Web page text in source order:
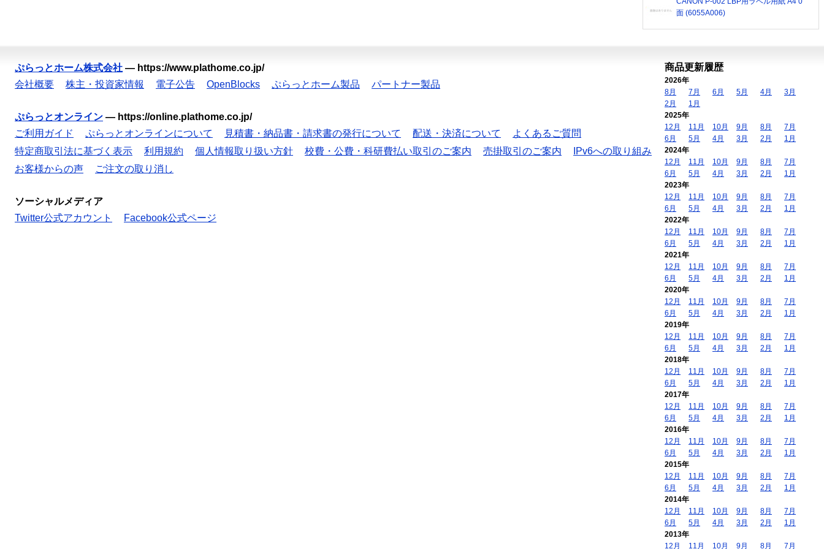
面 (6055A006)
ぷらっとホーム株式会社 — https://www.plathome.co.jp/
会社概要
株主・投資家情報 電子公告 OpenBlocks ぷらっとホーム製品 パートナー製品
ぷらっとオンライン — https://online.plathome.co.jp/
ご利用ガイド
ぷらっとオンラインについて 見積書・納品書・請求書の発行について 配送・決済について
よくあるご質問
特定商取引法に基づく表示
利用規約 個人情報取り扱い方針 校費・公費・科研費払い取引のご案内 売掛取引のご案内
IPv6への取り組み
お客様からの声
ご注文の取り消し
ソーシャルメディア
Twitter公式アカウント
Facebook公式ページ
商品更新履歴
2026年
8月
7月 6月 5月 4月
3月
2月
1月
2025年
12月
11月 10月 9月 8月
7月
6月
5月 4月 3月 2月
1月
2024年
12月
11月 10月 9月 8月
7月
6月
5月 4月 3月 2月
1月
2023年
12月
11月 10月 9月 8月
7月
6月
5月 4月 3月 2月
1月
2022年
12月
11月 10月 9月 8月
7月
6月
5月 4月 3月 2月
1月
2021年
12月
11月 10月 9月 8月
7月
6月
5月 4月 3月 2月
1月
2020年
12月
11月 10月 9月 8月
7月
6月
5月 4月 3月 2月
1月
2019年
12月
11月 10月 9月 8月
7月
6月
5月 4月 3月 2月
1月
2018年
12月
11月 10月 9月 8月
7月
6月
5月 4月 3月 2月
1月
2017年
12月
11月 10月 9月 8月
7月
6月
5月 4月 3月 2月
1月
2016年
12月
11月 10月 9月 8月
7月
6月
5月 4月 3月 2月
1月
2015年
12月
11月 10月 9月 8月
7月
6月
5月 4月 3月 2月
1月
2014年
12月
11月 10月 9月 8月
7月
6月
5月 4月 3月 2月
1月
2013年
12月
11月 10月 9月 8月 7月